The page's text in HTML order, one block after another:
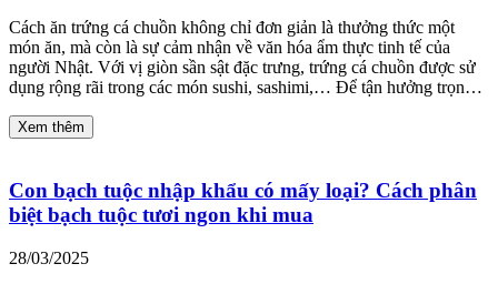
Cách ăn trứng cá chuồn không chỉ đơn giản là thưởng thức một
món ăn, mà còn là sự cảm nhận về văn hóa ẩm thực tinh tế của
người Nhật. Với vị giòn sần sật đặc trưng, trứng cá chuồn được sử
dụng rộng rãi trong các món sushi, sashimi,… Để tận hưởng trọn…
Xem thêm
Con bạch tuộc nhập khẩu có mấy loại? Cách phân
biệt bạch tuộc tươi ngon khi mua
28/03/2025